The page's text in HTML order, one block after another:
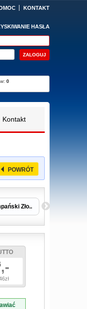
KONTAKT
HASŁA
0
Kontakt
POWRÓT
Zło..
,-